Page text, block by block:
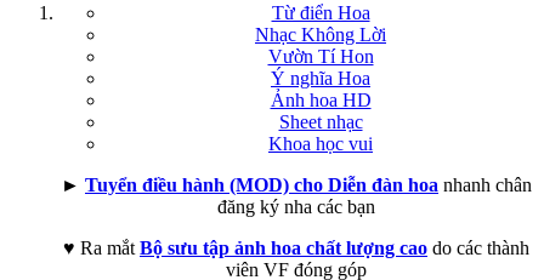
Từ điển Hoa
Nhạc Không Lời
Vườn Tí Hon
Ý nghĩa Hoa
Ảnh hoa HD
Sheet nhạc
Khoa học vui
► Tuyển điều hành (MOD) cho Diễn đàn hoa nhanh chân
đăng ký nha các bạn
♥ Ra mắt Bộ sưu tập ảnh hoa chất lượng cao do các thành
viên VF đóng góp